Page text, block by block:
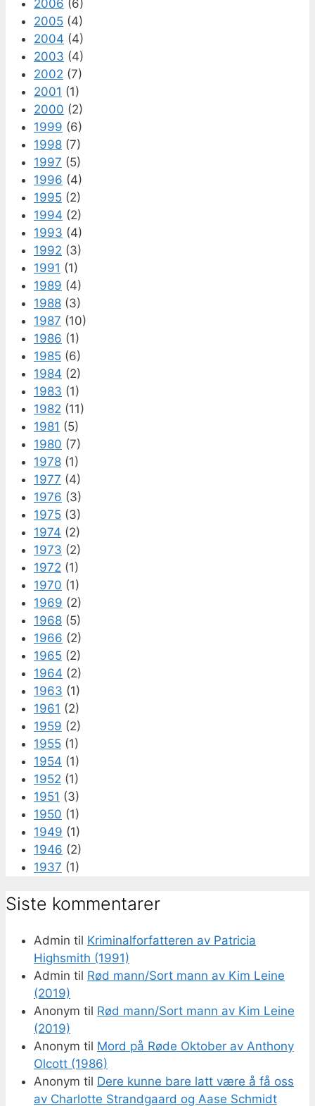
2006 (6)
2005 (4)
2004 (4)
2003 (4)
2002 (7)
2001 (1)
2000 (2)
1999 (6)
1998 (7)
1997 (5)
1996 (4)
1995 (2)
1994 (2)
1993 (4)
1992 (3)
1991 (1)
1989 (4)
1988 (3)
1987 (10)
1986 (1)
1985 (6)
1984 (2)
1983 (1)
1982 (11)
1981 (5)
1980 (7)
1978 (1)
1977 (4)
1976 (3)
1975 (3)
1974 (2)
1973 (2)
1972 (1)
1970 (1)
1969 (2)
1968 (5)
1966 (2)
1965 (2)
1964 (2)
1963 (1)
1961 (2)
1959 (2)
1955 (1)
1954 (1)
1952 (1)
1951 (3)
1950 (1)
1949 (1)
1946 (2)
1937 (1)
Siste kommentarer
Admin til Kriminalforfatteren av Patricia
Highsmith (1991)
Admin til Rød mann/Sort mann av Kim Leine
(2019)
Anonym til Rød mann/Sort mann av Kim Leine
(2019)
Anonym til Mord på Røde Oktober av Anthony
Olcott (1986)
Anonym til Dere kunne bare latt være å få oss
av Charlotte Strandgaard og Aase Schmidt